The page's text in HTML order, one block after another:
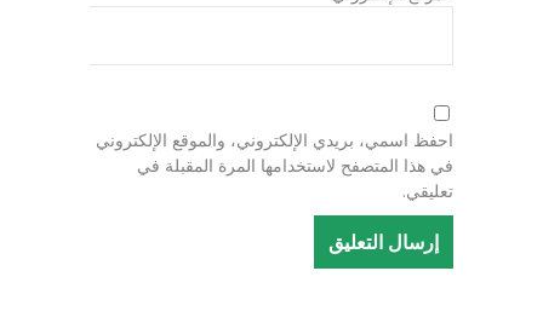
احفظ اسمي، بريدي الإلكتروني، والموقع الإلكتروني
في هذا المتصفح لاستخدامها المرة المقبلة في
تعليقي.